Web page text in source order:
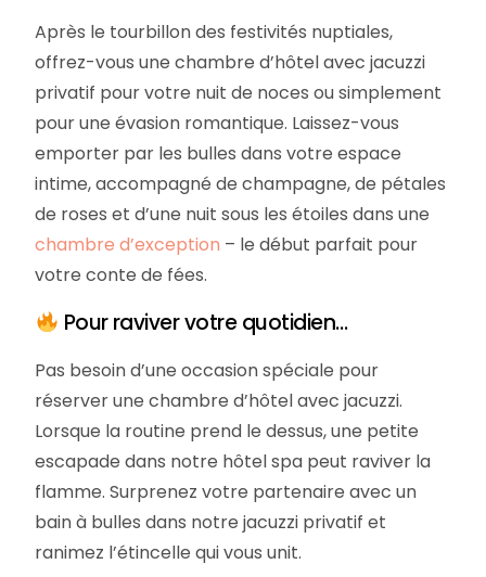
Après le tourbillon des festivités nuptiales,
offrez-vous une chambre d’hôtel avec jacuzzi
privatif pour votre nuit de noces ou simplement
pour une évasion romantique. Laissez-vous
emporter par les bulles dans votre espace
intime, accompagné de champagne, de pétales
de roses et d’une nuit sous les étoiles dans une
chambre d’exception – le début parfait pour
votre conte de fées.
Pour raviver votre quotidien…
Pas besoin d’une occasion spéciale pour
réserver une chambre d’hôtel avec jacuzzi.
Lorsque la routine prend le dessus, une petite
escapade dans notre hôtel spa peut raviver la
flamme. Surprenez votre partenaire avec un
bain à bulles dans notre jacuzzi privatif et
ranimez l’étincelle qui vous unit.